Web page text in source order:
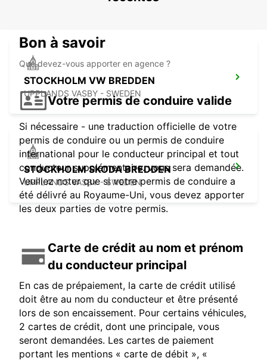
UPPLANDS VASBY - SWEDEN
STOCKHOLM VW BREDDEN
UPPLANDS VASBY - SWEDEN
STOCKHOLM SKODA BREDDEN
UPPLANDS VASBY - SWEDEN
Bon à savoir
Que devez-vous apporter en agence ?
Votre permis de conduire valide
Si nécessaire - une traduction officielle de votre
permis de conduire ou un permis de conduire
international pour le conducteur principal et tout
conducteur supplémentaire. vous sera demandée.
Veuillez noter que si votre permis de conduire a
été délivré au Royaume-Uni, vous devez apporter
les deux parties de votre permis.
Carte de crédit au nom et prénom
du conducteur principal
En cas de prépaiement, la carte de crédit utilisé
doit être au nom du conducteur et être présenté
lors de son encaissement. Pour certains véhicules,
2 cartes de crédit, dont une principale, vous
seront demandées. Les cartes de paiement
portant les mentions « carte de débit », «